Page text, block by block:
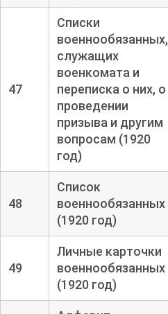
47
Списки
военнообязанных,
служащих
военкомата и
переписка о них, о
проведении
призыва и другим
вопросам (1920
год)
48
Список
военнообязанных
(1920 год)
49
Личные карточки
военнообязанных
(1920 год)